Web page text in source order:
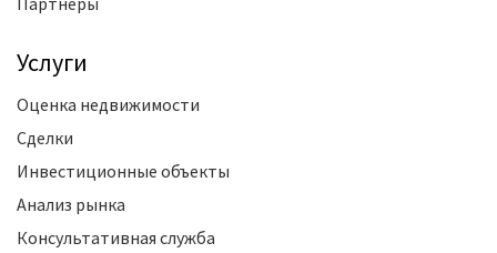
Услуги
Оценка недвижимости
Сделки
Инвестиционные объекты
Анализ рынка
Консультативная служба